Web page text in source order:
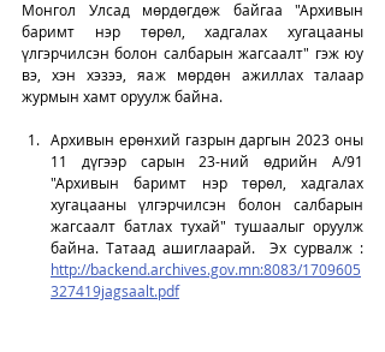
Монгол Улсад мөрдөгдөж байгаа "Архивын
баримт нэр төрөл, хадгалах хугацааны
үлгэрчилсэн болон салбарын жагсаалт" гэж юу
вэ, хэн хэзээ, яаж мөрдөн ажиллах талаар
журмын хамт оруулж байна.
Архивын ерөнхий газрын даргын 2023 оны
11 дүгээр сарын 23-ний өдрийн А/91
"Архивын баримт нэр төрөл, хадгалах
хугацааны үлгэрчилсэн болон салбарын
жагсаалт батлах тухай" тушаалыг оруулж
http://backend.archives.gov.mn:8083/1709605
327419jagsaalt.pdf